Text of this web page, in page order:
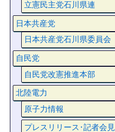
立憲民主党石川県連
日本共産党
日本共産党石川県委員会
自民党
自民党改憲推進本部
北陸電力
原子力情報
プレスリリース･記者会見